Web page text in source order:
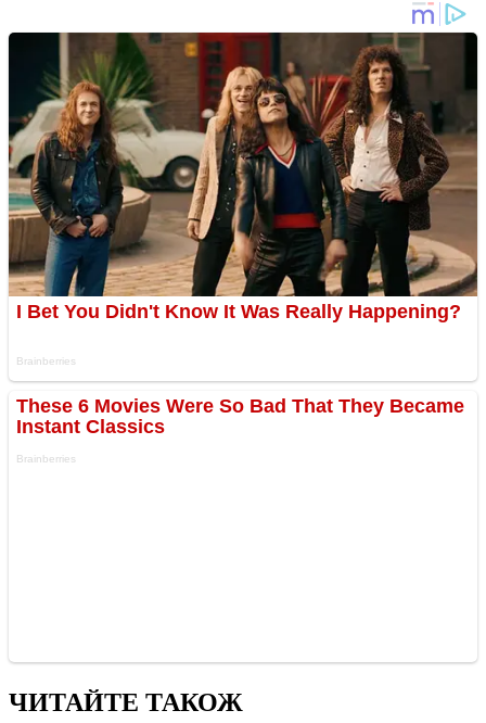
ЧИТАЙТЕ ТАКОЖ